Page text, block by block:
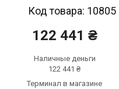
Код товара: 10805
122 441 ₴
Наличные деньги
122 441 ₴
Терминал в магазине